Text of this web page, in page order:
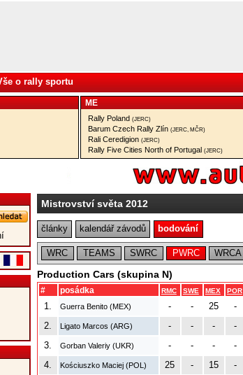
o rally sportu
ME
Rally Poland (JERC)
Barum Czech Rally Zlín (JERC, MČR)
Rali Ceredigion (JERC)
Rally Five Cities North of Portugal (JERC)
Mistrovství světa 2012
články kalendář závodů bodování
WRC TEAMS SWRC PWRC WRCA
Production Cars (skupina N)
# posádka RMC SWE MEX POR
1. Guerra Benito (MEX) - - 25 -
2.
Ligato Marcos (ARG) - - - -
3.
Gorban Valeriy (UKR) - - - -
4.
Kościuszko Maciej (POL) 25 - 15 -